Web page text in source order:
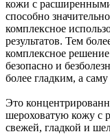
кожи с
способно
комплексное
результатов. Тем
комплексное
безопасно и
более гладким, а
Это
шероховатую кожу с
свежей, гладкой и